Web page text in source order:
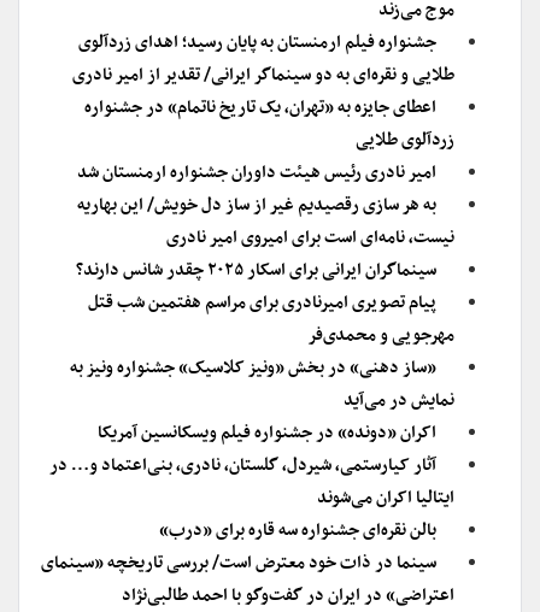
موج می‌زند
جشنواره فیلم ارمنستان به پایان رسید؛ اهدای زردآلوی
طلایی و نقره‌ای به دو سینماگر ایرانی/ تقدیر از امیر نادری
اعطای جایزه به «تهران، یک تاریخ ناتمام» در جشنواره
زردآلوی طلایی
امیر نادری رئیس هیئت داوران جشنواره ارمنستان شد
به هر سازی رقصیدیم غیر از ساز دل خویش/ این بهاریه
نیست، نامه‌ای است برای امیروی امیر نادری
سینماگران ایرانی برای اسکار ۲۰۲۵ چقدر شانس دارند؟
پیام تصویری امیرنادری برای مراسم هفتمین شب قتل
مهرجویی و محمدی‌فر
«ساز دهنی» در بخش «ونیز کلاسیک» جشنواره ونیز به
نمایش در می‌آید
اکران «دونده» در جشنواره فیلم ویسکانسین آمریکا
آثار کیارستمی، شیردل، گلستان، نادری، بنی‌اعتماد و… در
ایتالیا اکران می‌شوند
بالن نقره‌ای جشنواره سه قاره برای «درب»
سینما در ذات خود معترض است/ بررسی تاریخچه «سینمای
اعتراضی» در ایران در گفت‌وگو با احمد طالبی‌نژاد